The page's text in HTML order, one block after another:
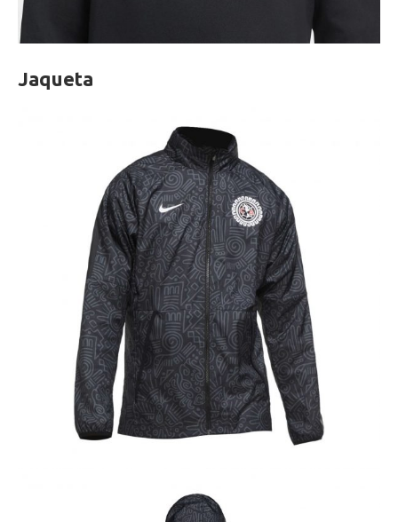
Jaqueta